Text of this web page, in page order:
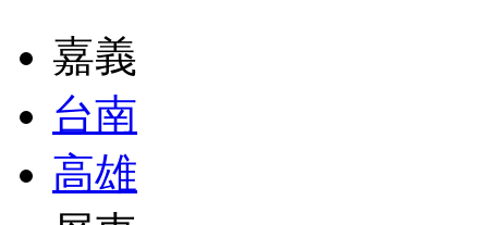
嘉義
台南
高雄